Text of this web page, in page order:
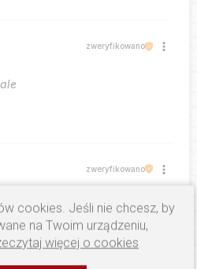
zweryfikowano
zweryfikowano
cookies. Jeśli nie chcesz, by
na Twoim urządzeniu,
więcej o cookies